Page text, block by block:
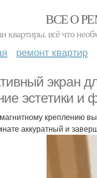
ВСЕ О
квартиры. всё что
ремонт квартир
экран
эстетики и
креплению
аккуратный и